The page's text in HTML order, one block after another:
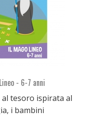
- 6-7 anni
al tesoro ispirata al
i bambini